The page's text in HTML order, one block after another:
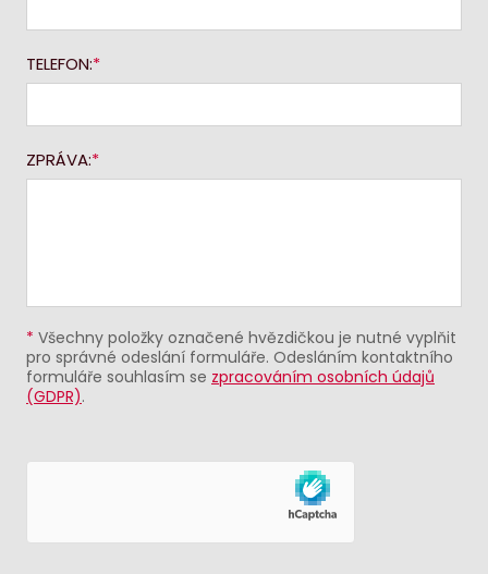
TELEFON:
ZPRÁVA:
* Všechny položky označené hvězdičkou je nutné vyplňit
pro správné odeslání formuláře. Odesláním kontaktního
formuláře souhlasím se zpracováním osobních údajů
(GDPR).